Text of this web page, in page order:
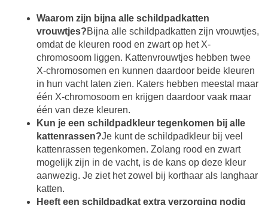
Waarom zijn bijna alle schildpadkatten
vrouwtjes?Bijna alle schildpadkatten zijn vrouwtjes,
omdat de kleuren rood en zwart op het X-
chromosoom liggen. Kattenvrouwtjes hebben twee
X-chromosomen en kunnen daardoor beide kleuren
in hun vacht laten zien. Katers hebben meestal maar
één X-chromosoom en krijgen daardoor vaak maar
één van deze kleuren.
Kun je een schildpadkleur tegenkomen bij alle
kattenrassen?Je kunt de schildpadkleur bij veel
kattenrassen tegenkomen. Zolang rood en zwart
mogelijk zijn in de vacht, is de kans op deze kleur
aanwezig. Je ziet het zowel bij korthaar als langhaar
katten.
Heeft een schildpadkat extra verzorging nodig